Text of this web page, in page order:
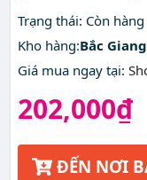
thước giá rẻ nhất ở
Trạng thái: Còn hàng
Kho hàng:Bắc Giang
Giá mua ngay tại:
202,000₫
ĐẾN NƠI